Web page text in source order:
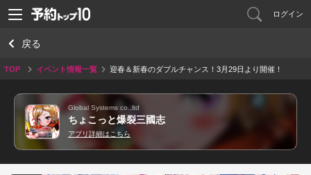
ログイン
戻る
TOP イベント情報一覧 迎春＆新春のダブルチャンス！3月29日より開催！
Global Systems co.,ltd
ちょこっと爆裂三國志
アプリ詳細はこちら